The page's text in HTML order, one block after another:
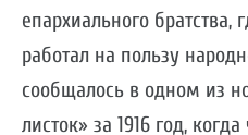
епархиального
работал на пользу
сообщалось в одном из
листок» за 1916 год,